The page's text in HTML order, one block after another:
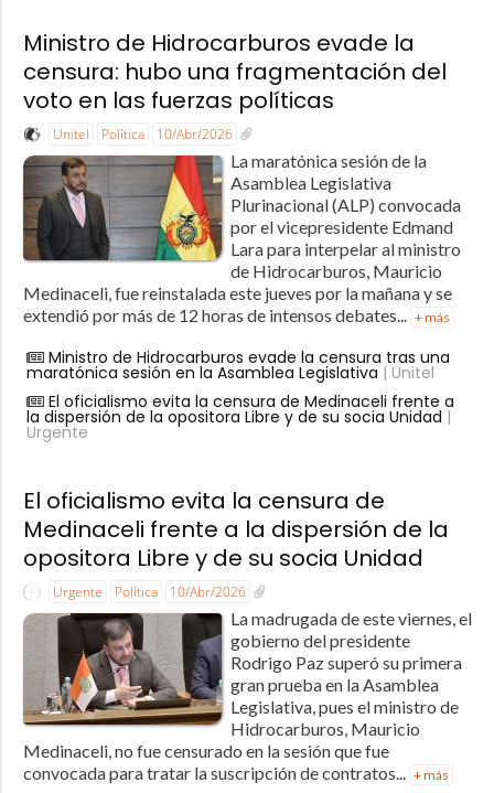
Ministro de Hidrocarburos evade la
censura: hubo una fragmentación del
voto en las fuerzas políticas
Unitel Política 10/Abr/2026
La maratónica sesión de la
Asamblea Legislativa
Plurinacional (ALP) convocada
por el vicepresidente Edmand
Lara para interpelar al ministro
de Hidrocarburos, Mauricio
Medinaceli, fue reinstalada este jueves por la mañana y se
extendió por más de 12 horas de intensos debates... + más
Ministro de Hidrocarburos evade la censura tras una
maratónica sesión en la Asamblea Legislativa | Unitel
El oficialismo evita la censura de Medinaceli frente a
la dispersión de la opositora Libre y de su socia Unidad |
Urgente
El oficialismo evita la censura de
Medinaceli frente a la dispersión de la
opositora Libre y de su socia Unidad
Urgente Política 10/Abr/2026
La madrugada de este viernes, el
gobierno del presidente
Rodrigo Paz superó su primera
gran prueba en la Asamblea
Legislativa, pues el ministro de
Hidrocarburos, Mauricio
Medinaceli, no fue censurado en la sesión que fue
convocada para tratar la suscripción de contratos...
+ más